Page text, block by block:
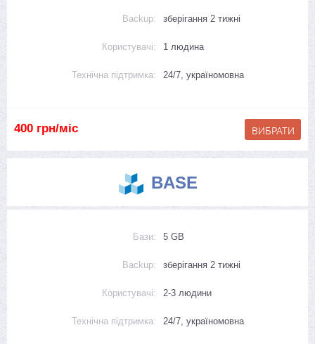
Backup:
Користувачі:
Технічна підтримка:
зберігання 2 тижні
1 людина
24/7, україномовна
400 грн/міс
BASE
Бази:
Backup:
Користувачі:
Технічна підтримка:
5 GB
зберігання 2 тижні
2-3 людини
24/7, україномовна